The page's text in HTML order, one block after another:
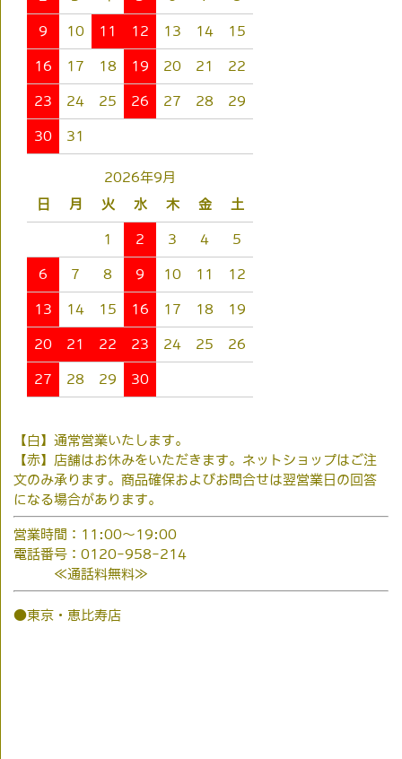
9 10 11 12 13 14 15
16 17 18 19 20 21 22
23 24 25 26 27 28 29
30 31
2026年9月
日
月 火 水 木 金 土
1 2 3 4 5
6 7 8 9 10 11 12
13 14 15 16 17 18 19
20 21 22 23 24 25 26
27 28 29 30
【白】通常営業いたします。
【赤】店舗はお休みをいただきます。ネットショップはご注
文のみ承ります。商品確保およびお問合せは翌営業日の回答
になる場合があります。
営業時間：11:00～19:00
電話番号：0120-958-214
≪通話料無料≫
●東京・恵比寿店